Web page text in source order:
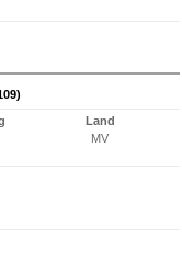
Land
MV